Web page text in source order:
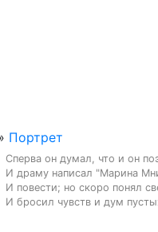
Портрет
Сперва он думал, что и он
И драму написал "Марина
И повести; но скоро понял
И бросил чувств и дум